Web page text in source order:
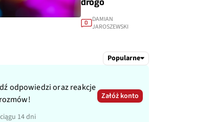
drogo
0
DAMIAN
JAROSZEWSKI
Popularne
odpowiedzi oraz reakcje
14 dni
Załóż konto